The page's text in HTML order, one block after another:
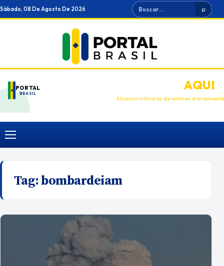
Ir
para
Sábado, 08 De Agosto De 2026 Buscar ⌕
PORTAL
BRASIL
ANUNCIEAQUI
Alcance milhares de leitores diariamente
Menu
Tag:bombardeiam